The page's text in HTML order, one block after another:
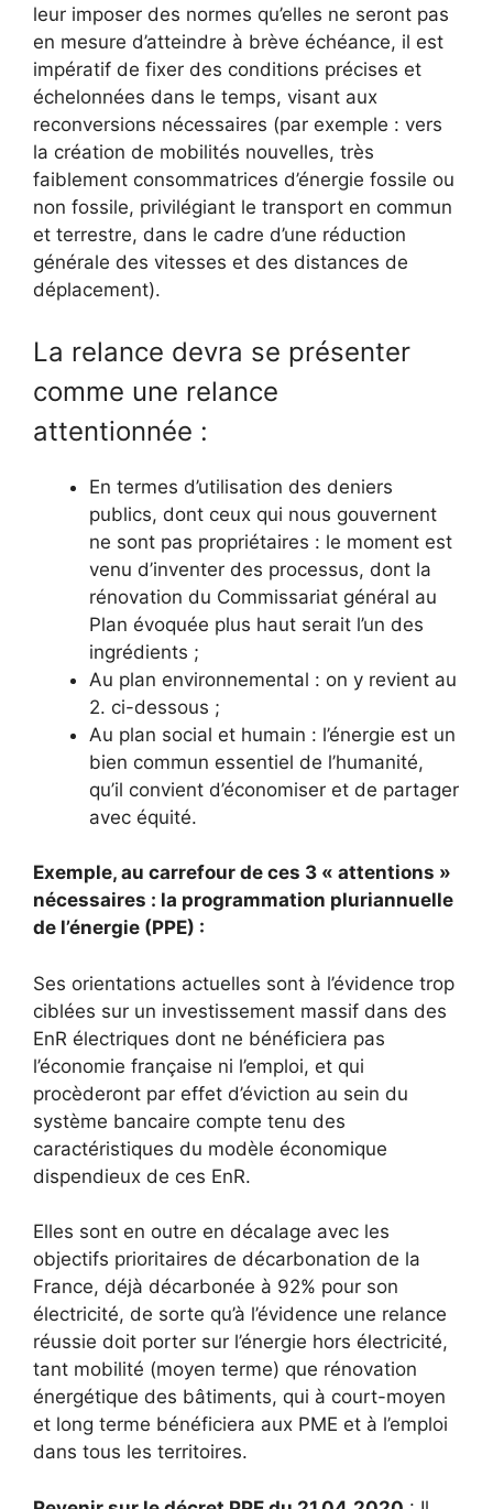
leur imposer des normes qu’elles ne seront pas
en mesure d’atteindre à brève échéance, il est
impératif de fixer des conditions précises et
échelonnées dans le temps, visant aux
reconversions nécessaires (par exemple : vers
la création de mobilités nouvelles, très
faiblement consommatrices d’énergie fossile ou
non fossile, privilégiant le transport en commun
et terrestre, dans le cadre d’une réduction
générale des vitesses et des distances de
déplacement).
La relance devra se présenter
comme une relance
attentionnée :
En termes d’utilisation des deniers
publics, dont ceux qui nous gouvernent
ne sont pas propriétaires : le moment est
venu d’inventer des processus, dont la
rénovation du Commissariat général au
Plan évoquée plus haut serait l’un des
ingrédients ;
Au plan environnemental : on y revient au
2. ci-dessous ;
Au plan social et humain : l’énergie est un
bien commun essentiel de l’humanité,
qu’il convient d’économiser et de partager
avec équité.
Exemple, au carrefour de ces 3 « attentions »
nécessaires : la programmation pluriannuelle
de l’énergie (PPE) :
Ses orientations actuelles sont à l’évidence trop
ciblées sur un investissement massif dans des
EnR électriques dont ne bénéficiera pas
l’économie française ni l’emploi, et qui
procèderont par effet d’éviction au sein du
système bancaire compte tenu des
caractéristiques du modèle économique
dispendieux de ces EnR.
Elles sont en outre en décalage avec les
objectifs prioritaires de décarbonation de la
France, déjà décarbonée à 92% pour son
électricité, de sorte qu’à l’évidence une relance
réussie doit porter sur l’énergie hors électricité,
tant mobilité (moyen terme) que rénovation
énergétique des bâtiments, qui à court-moyen
et long terme bénéficiera aux PME et à l’emploi
dans tous les territoires.